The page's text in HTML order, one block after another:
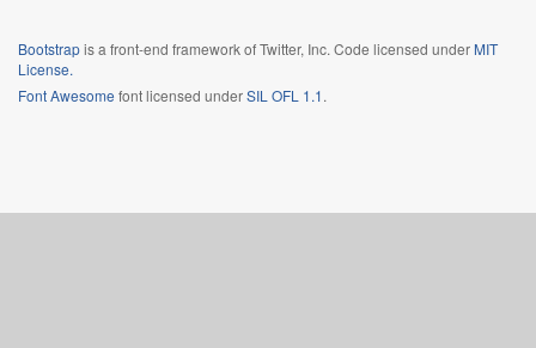
Bootstrapis a front-end framework of Twitter, Inc. Code licensed under MIT
License.
Font Awesome font licensed underSIL OFL 1.1.